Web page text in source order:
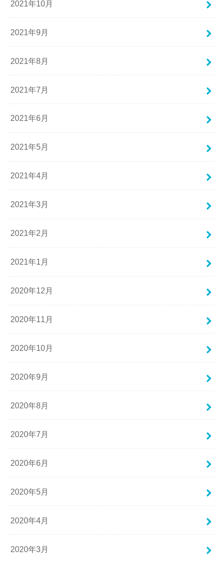
2021年10月
2021年9月
2021年8月
2021年7月
2021年6月
2021年5月
2021年4月
2021年3月
2021年2月
2021年1月
2020年12月
2020年11月
2020年10月
2020年9月
2020年8月
2020年7月
2020年6月
2020年5月
2020年4月
2020年3月